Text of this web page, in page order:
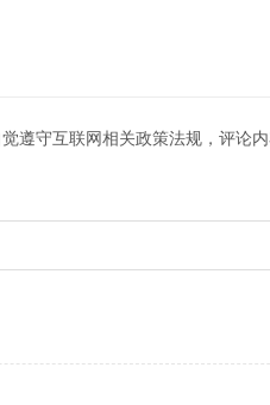
遵守互联网相关政策法规，评论